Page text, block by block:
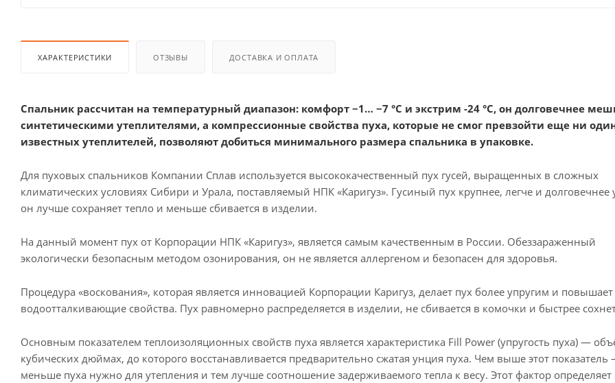
ХАРАКТЕРИСТИКИ ОТЗЫВЫ ДОСТАВКА И ОПЛАТА
Спальник рассчитан на температурный диапазон: комфорт −1… −7 °С и экстрим -24 °С, он долговечнее
синтетическими утеплителями, а компрессионные свойства пуха, которые не смог превзойти еще ни
известных утеплителей, позволяют добиться минимального размера спальника в упаковке.
Для пуховых спальников Компании Сплав используется высококачественный пух гусей, выращенных в сложных
климатических условиях Сибири и Урала, поставляемый НПК «Каригуз». Гусиный пух крупнее, легче и долговечнее
он лучше сохраняет тепло и меньше сбивается в изделии.
На данный момент пух от Корпорации НПК «Каригуз», является самым качественным в России. Обеззараженный
экологически безопасным методом озонирования, он не является аллергеном и безопасен для здоровья.
Процедура «воскования», которая является инновацией Корпорации Каригуз, делает пух более упругим и повышает
водоотталкивающие свойства. Пух равномерно распределяется в изделии, не сбивается в комочки и быстрее
Основным показателем теплоизоляционных свойств пуха является характеристика Fill Power (упругость пуха) —
кубических дюймах, до которого восстанавливается предварительно сжатая унция пуха. Чем выше этот показатель
меньше пуха нужно для утепления и тем лучше соотношение задерживаемого тепла к весу. Этот фактор определяет